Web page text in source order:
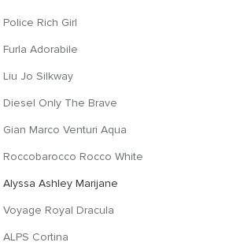
Police Rich Girl
Furla Adorabile
Liu Jo Silkway
Diesel Only The Brave
Gian Marco Venturi Aqua
Roccobarocco Rocco White
Alyssa Ashley Marijane
Voyage Royal Dracula
ALPS Cortina